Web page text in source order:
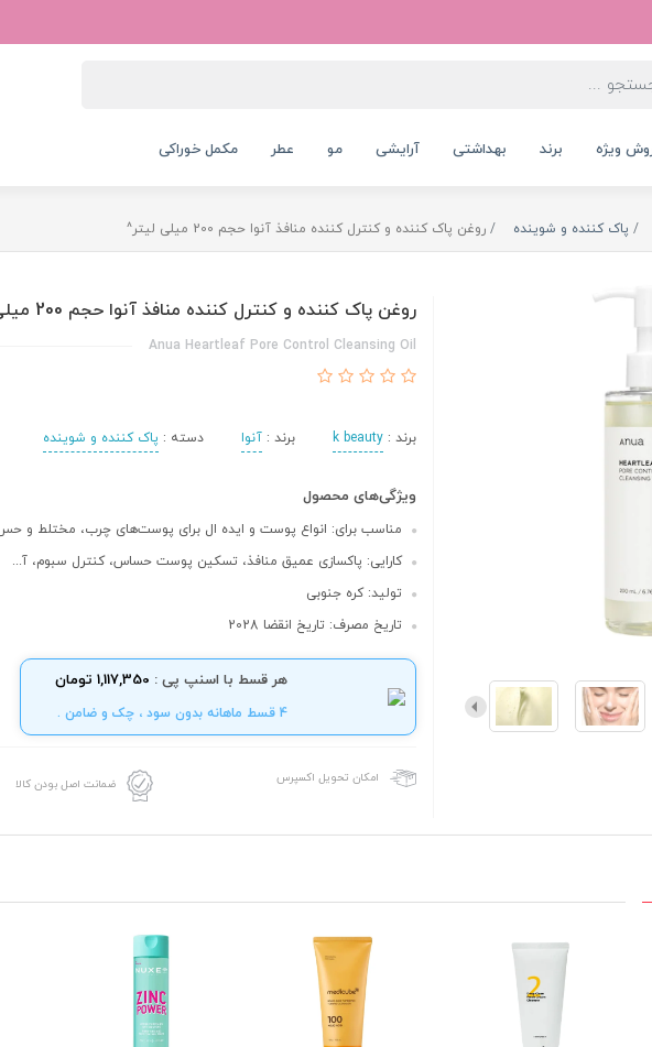
ویژه برند بهداشتی آرایشی مو عطر مکمل خوراکی
پاک کننده و شوینده روغن پاک کننده و کنترل کننده منافذ آنوا حجم 200 میلی لیتر^
روغن پاک کننده و کنترل کننده منافذ آنوا حجم 200 میلی لیتر^
Anua Heartleaf Pore Control Cleansing Oil
برند :k beauty برند :آنوا دسته : پاک کننده و شوینده
ویژگی‌های محصول
مناسب برای: انواع پوست و ایده ال برای پوست‌های چرب، مختلط و
کارایی: پاکسازی عمیق منافذ، تسکین پوست حساس، کنترل سبوم، آ...
تولید: کره جنوبی
تاریخ مصرف: تاریخ انقضا 2028
هر قسط با اسنپ پی : 1,117,350 تومان
4 قسط ماهانه بدون سود ، چک و ضامن .
امکان تحویل اکسپرس ضمانت اصل بودن کالا